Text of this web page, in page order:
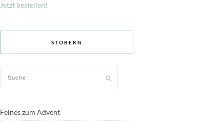
Jetzt bestellen!
STÖBERN
Feines zum Advent